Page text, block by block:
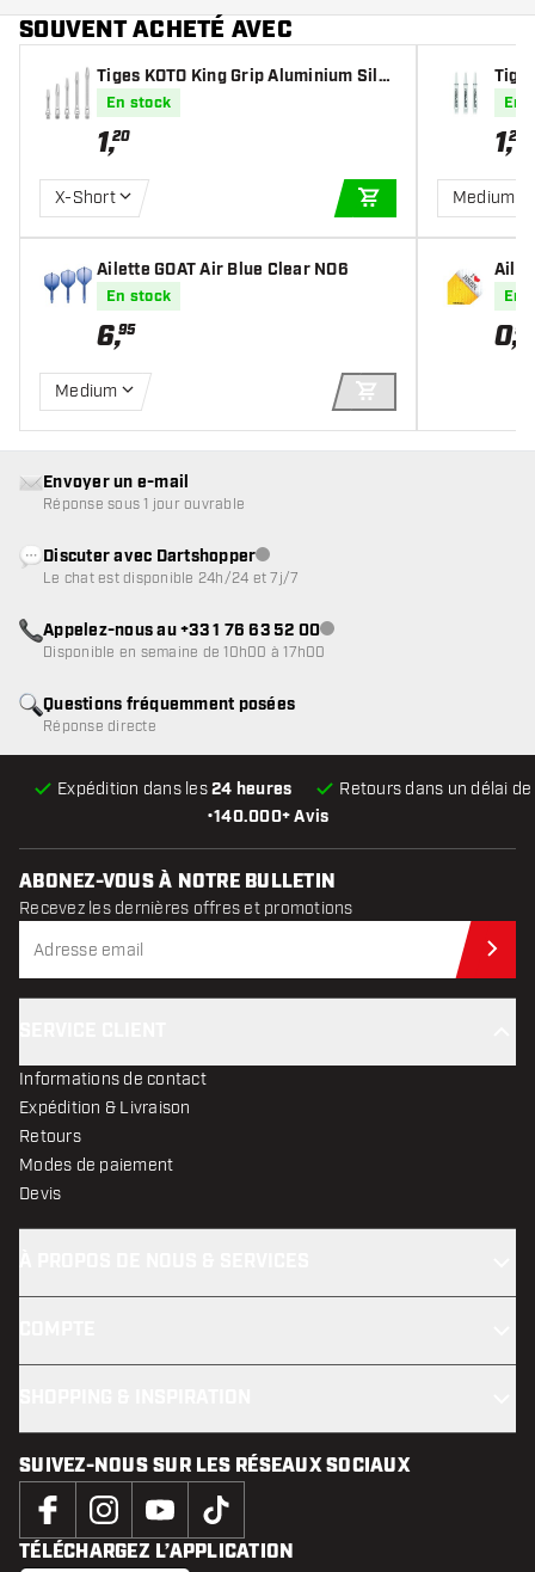
SOUVENT ACHETÉ AVEC
Tiges KOTO King Grip Aluminium Silv
er
En stock
1,20
X-Short
AJOUTER AU
Ailette GOAT Air Blue Clear NO6
En stock
6,95
Medium
AJOUTER AU
En
1,29
Medium
En
0,95
•140.000+ Avis
Expédition dans les24 heures Retours dans un délai de
Questions fréquemment posées
Réponse directe
Envoyer un e-mail
Réponse sous 1 jour ouvrable
Discuter avec DartshopperService client indisponible
Le chat est disponible 24h/24 et 7j/7
Appelez-nous au +33 1 76 63 52 00Service client indisponible
Disponible en semaine de 10h00 à 17h00
ABONEZ-VOUS À NOTRE BULLETIN
Recevez les dernières offres et promotions
Informations de contact
Expédition & Livraison
Retours
Modes de paiement
Devis
SUIVEZ-NOUS SUR LES RÉSEAUX SOCIAUX
TÉLÉCHARGEZ L’APPLICATION